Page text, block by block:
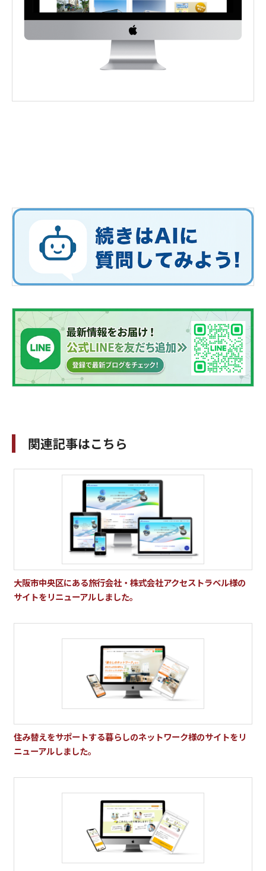
関連記事はこちら
大阪市中央区にある旅行会社・株式会社アクセストラベル様の
サイトをリニューアルしました。
住み替えをサポートする暮らしのネットワーク様のサイトをリ
ニューアルしました。